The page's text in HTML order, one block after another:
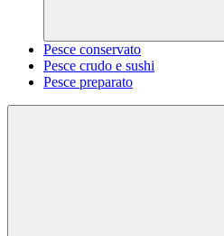
Pesce conservato
Pesce crudo e sushi
Pesce preparato